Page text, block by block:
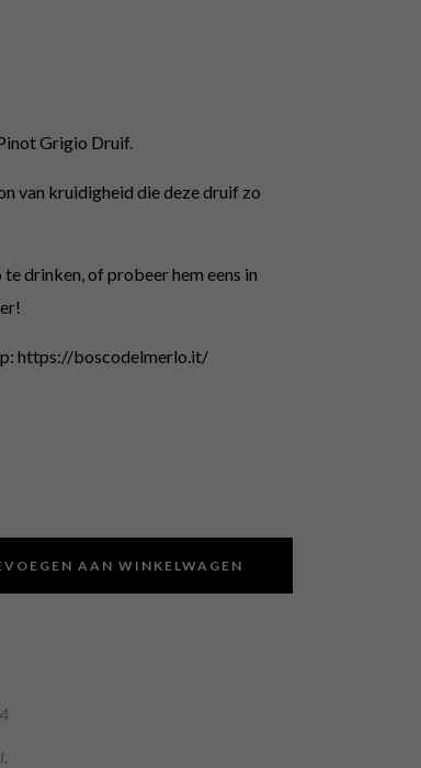
Grigio Druif.
van kruidigheid die deze druif zo
drinken, of probeer hem eens in
https://boscodelmerlo.it/
AAN WINKELWAGEN